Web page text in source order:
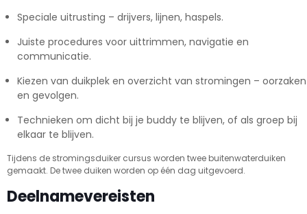
Speciale uitrusting – drijvers, lijnen, haspels.
Juiste procedures voor uittrimmen, navigatie en
communicatie.
Kiezen van duikplek en overzicht van stromingen – oorzaken
en gevolgen.
Technieken om dicht bij je buddy te blijven, of als groep bij
elkaar te blijven.
Tijdens de stromingsduiker cursus worden twee buitenwaterduiken
gemaakt. De twee duiken worden op één dag uitgevoerd.
Deelnamevereisten